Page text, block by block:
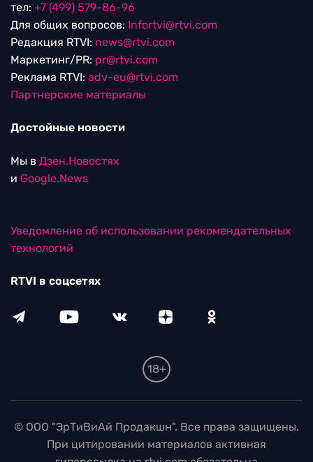
тел: +7 (499) 579-86-96
Для общих вопросов: Infortvi@rtvi.com
Редакция RTVI: news@rtvi.com
Маркетинг/PR: pr@rtvi.com
Реклама RTVI: adv-eu@rtvi.com
Партнерские материалы
Достойные новости
Мы в Дзен.Новостях
и Google.News
Уведомление об использовании рекомендательных
технологий
RTVI в соцсетях
18+
© ООО "ЭрТиВиАй Продакшн". Все права защищены.
При цитировании материалов активная